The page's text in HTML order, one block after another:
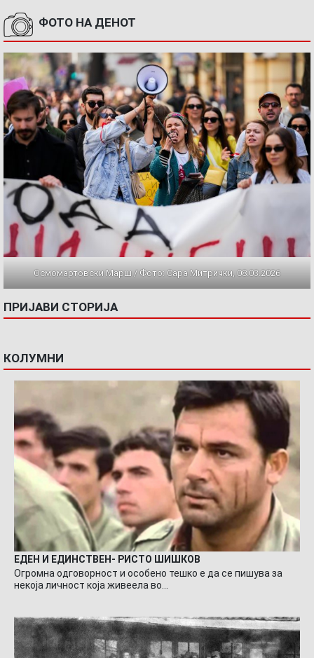
ФОТО НА ДЕНОТ
Осмомартовски Марш / Фото: Сара Митрички, 08.03.2026
ПРИЈАВИ СТОРИЈА
КОЛУМНИ
ЕДЕН И ЕДИНСТВЕН- РИСТО ШИШКОВ
Огромна одговорност и особено тешко е да се пишува за
некоја личност која живеела во…